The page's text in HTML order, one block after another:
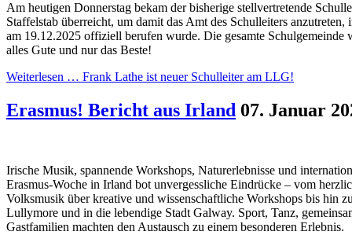
Am heutigen Donnerstag bekam der bisherige stellvertretende
Staffelstab überreicht, um damit das Amt des Schulleiters anzutreten,
am 19.12.2025 offiziell berufen wurde. Die gesamte Schulgemeinde
alles Gute und nur das Beste!
Weiterlesen … Frank Lathe ist neuer Schulleiter am LLG!
Erasmus! Bericht aus Irland 07. Januar
Irische Musik, spannende Workshops, Naturerlebnisse und
Erasmus-Woche in Irland bot unvergessliche Eindrücke – vom
Volksmusik über kreative und wissenschaftliche Workshops bis hin
Lullymore und in die lebendige Stadt Galway. Sport, Tanz,
Gastfamilien machten den Austausch zu einem besonderen Erlebnis.